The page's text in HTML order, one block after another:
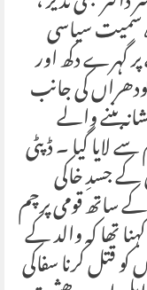
سمیت سیاسی
گہرے دکھ اور
کی جانببننے والے
لایا گیا ۔ ڈپٹی
کے جسدِ خاکی
ساتھ قومی پرچم
تھا کہ والد کے
قتل کرنا سفاکی